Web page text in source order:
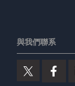
與我們聯系